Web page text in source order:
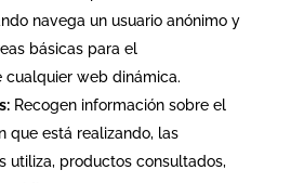
navega un usuario anónimo y
básicas para el
cualquier web dinámica.
Recogen información sobre el
que está realizando, las
utiliza, productos consultados,